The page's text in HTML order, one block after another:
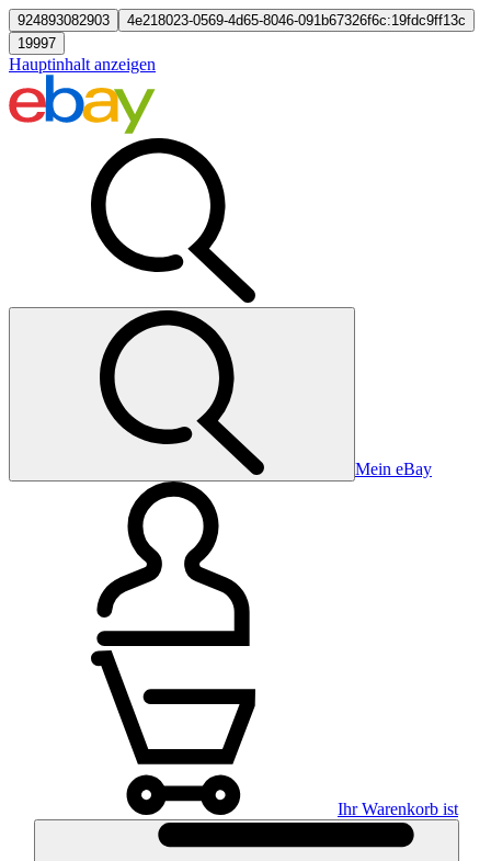
924893082903
4e218023-0569-4d65-8046-091b67326f6c:19fdc9ff13c
19997
Hauptinhalt anzeigen
Mein eBay
Ihr Warenkorb ist